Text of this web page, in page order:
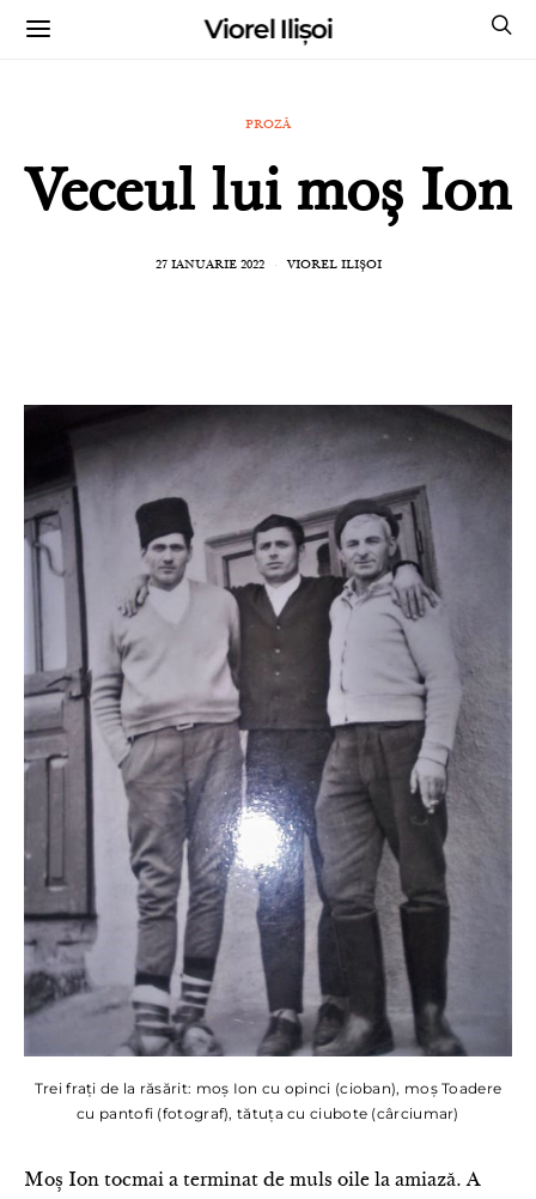
Viorel Ilișoi
PROZĂ
Veceul lui moș Ion
27 IANUARIE 2022 VIOREL ILIȘOI
Trei frați de la răsărit: moș Ion cu opinci (cioban), moș Toadere
cu pantofi (fotograf), tătuța cu ciubote (cârciumar)
Moș Ion tocmai a terminat de muls oile la amiază. A
CUMPĂRĂ CĂRȚILE MELE CU AUTOGRAF